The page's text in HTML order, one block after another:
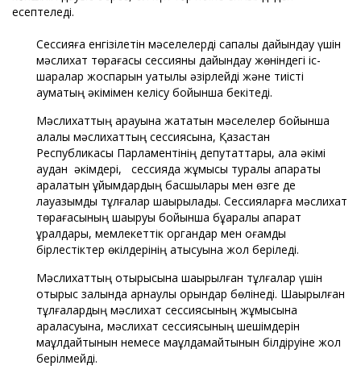
есептеледі.
Сессияға енгізілетін мәселелерді сапалы дайындау үшін
мәслихат төрағасы сессияны дайындау жөніндегі іс-
шаралар жоспарын уақтылы әзірлейді және тиісті
аумақтың әкімімен келісу бойынша бекітеді.
Мәслихаттың қарауына жататын мәселелер бойынша
қалалық мәслихаттың сессиясына, Қазақстан
Республикасы Парламентінің депутаттары, қала әкімі
аудан әкімдері, сессияда жұмысы туралы ақпараты
қаралатын ұйымдардың басшылары мен өзге де
лауазымды тұлғалар шақырылады. Сессияларға мәслихат
төрағасының шақыруы бойынша бұқаралық ақпарат
құралдары, мемлекеттік органдар мен қоғамдық
бірлестіктер өкілдерінің қатысуына жол беріледі.
Мәслихаттың отырысына шақырылған тұлғалар үшін
отырыс залында арнаулы орындар бөлінеді. Шақырылған
тұлғалардың мәслихат сессиясының жұмысына
араласуына, мәслихат сессиясының шешімдерін
мақұлдайтынын немесе мақұлдамайтынын білдіруіне жол
берілмейді.